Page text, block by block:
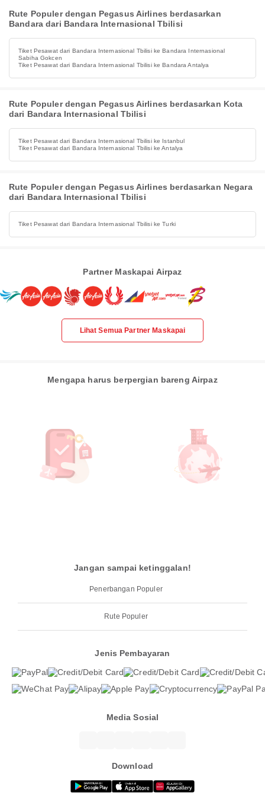
Rute Populer dengan Pegasus Airlines berdasarkan
Bandara dari Bandara Internasional Tbilisi
Tiket Pesawat dari Bandara Internasional Tbilisi ke Bandara Internasional
Sabiha Gokcen
Tiket Pesawat dari Bandara Internasional Tbilisi ke Bandara Antalya
Rute Populer dengan Pegasus Airlines berdasarkan Kota
dari Bandara Internasional Tbilisi
Tiket Pesawat dari Bandara Internasional Tbilisi ke Istanbul
Tiket Pesawat dari Bandara Internasional Tbilisi ke Antalya
Rute Populer dengan Pegasus Airlines berdasarkan Negara
dari Bandara Internasional Tbilisi
Tiket Pesawat dari Bandara Internasional Tbilisi ke Turki
Partner Maskapai Airpaz
Lihat Semua Partner Maskapai
Mengapa harus berpergian bareng Airpaz
Jangan sampai ketinggalan!
Penerbangan Populer
Rute Populer
Jenis Pembayaran
Media Sosial
Download